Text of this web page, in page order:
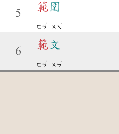
5
範 圍
ㄈㄢ
ˋ
ㄨㄟ
ˊ
6
範 文
ㄈㄢ
ˋ
ㄨㄣ
ˊ